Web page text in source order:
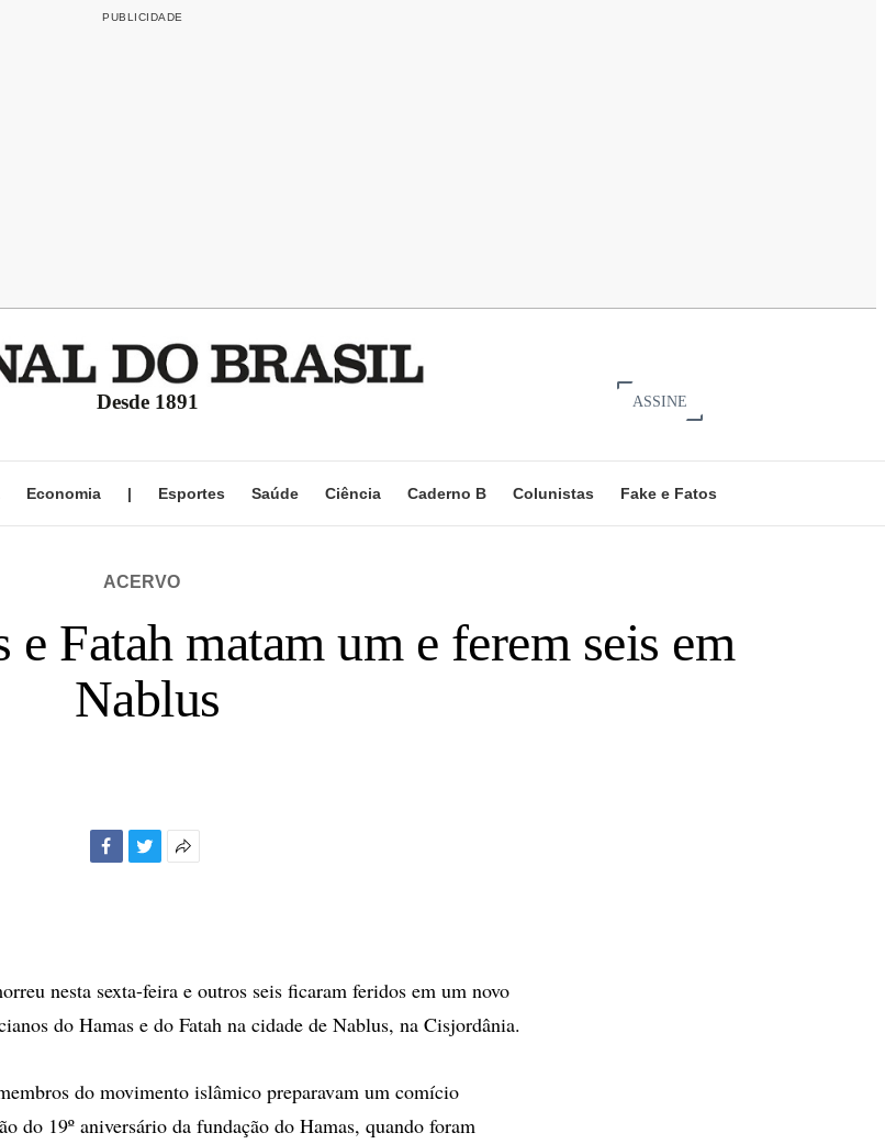
Desde 1891 ASSINE
Economia | Esportes Saúde Ciência Caderno B Colunistas Fake e Fatos
ACERVO
Fatah matam um e ferem seis em
Nablus
nesta sexta-feira e outros seis ficaram feridos em um novo
do Hamas e do Fatah na cidade de Nablus, na Cisjordânia.
do movimento islâmico preparavam um comício
do 19º aniversário da fundação do Hamas, quando foram